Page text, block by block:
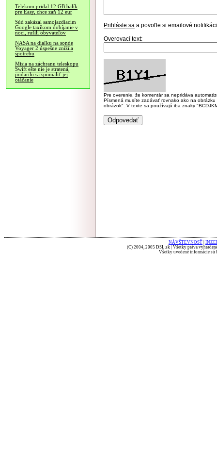
Telekom pridal 12 GB balík
pre Easy, chce zaň 12 eur
Súd zakázal samojazdiacim
Google taxíkom dobíjanie v
noci, rušili obyvateľov
NASA na diaľku na sonde
Voyager 2 úspešne znížila
spotrebu
Misia na záchranu teleskopu
Swift ešte nie je stratená,
podarilo sa spomaliť jej
otáčanie
Prihláste sa a povoľte si emailové
Overovací text:
Pre overenie, že komentár sa nepridáva
Písmená musíte zadávať rovnako ako na
obrázok". V texte sa používajú iba znaky
NÁVŠTEVNOSŤ
(C) 2004, 2005 DSL.sk | Všetky práva
Všetky uvedené informácie sú